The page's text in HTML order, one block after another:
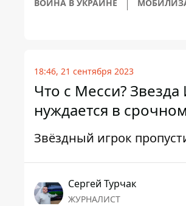
ВОЙНА В УКРАИНЕ
18:46, 21 сентября 2023
Что с Месси?
нуждается в
Звёздный игрок
Сергей Турчак
ЖУРНАЛИСТ